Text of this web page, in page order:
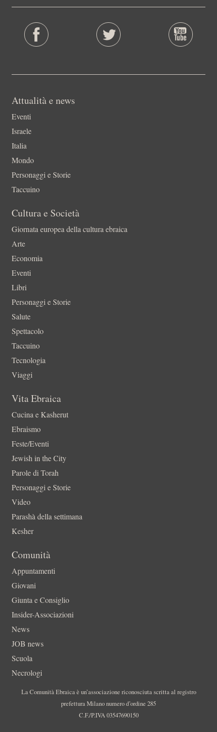
Attualità e news
Eventi
Israele
Italia
Mondo
Personaggi e Storie
Taccuino
Cultura e Società
Giornata europea della cultura ebraica
Arte
Economia
Eventi
Libri
Personaggi e Storie
Salute
Spettacolo
Taccuino
Tecnologia
Viaggi
Vita Ebraica
Cucina e Kasherut
Ebraismo
Feste/Eventi
Jewish in the City
Parole di Torah
Personaggi e Storie
Video
Parashà della settimana
Kesher
Comunità
Appuntamenti
Giovani
Giunta e Consiglio
Insider-Associazioni
News
JOB news
Scuola
Necrologi
La Comunità Ebraica è un’associazione riconosciuta scritta al registro
prefettura Milano numero d’ordine 285
C.F./P.IVA 03547690150